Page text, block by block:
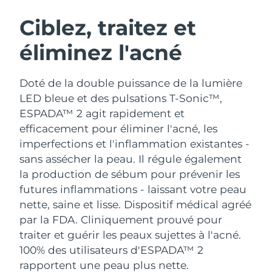
Ciblez, traitez et
éliminez l'acné
Doté de la double puissance de la lumière
LED bleue et des pulsations T-Sonic™,
ESPADA™ 2 agit rapidement et
efficacement pour éliminer l'acné, les
imperfections et l'inflammation existantes -
sans assécher la peau. Il régule également
la production de sébum pour prévenir les
futures inflammations - laissant votre peau
nette, saine et lisse. Dispositif médical agréé
par la FDA. Cliniquement prouvé pour
traiter et guérir les peaux sujettes à l'acné.
100% des utilisateurs d'ESPADA™ 2
rapportent une peau plus nette.
LUNA™ 4 coffret
Anti-aging massage
LUNA™ 4 Plus
Massage, LED heating
LUNA™ 4 Men
For men, anti-aging massage
BEAR™ 2 coffret
Microcurrent toning
BEAR™ 2 go
Microcurrent toning on-the-go
BEAR™ 2 eyes & lips
Microcurrent line smoothing device
Hydratation
UFO™ 3 coffret
Deep facial hydration
UFO™ 3 LED
Near-infrared and red light therapy
device
Soin bucco-dentaire
issa™ 4
Hybrid silicone sonic toothbrush
issa™ 4 plus
Smart hybrid silicone sonic toothbrush
FAQ™ TRAITEMENT ANTI-ÂGE
Anti-âge Traitements LED
NEW
Autriche Livraison estimée
Bahreïn Livraison estimée
Belgique
Bermudes Livraison estimée
Bosnie-Herzégovine Livraison estimée
Brunei Livraison estimée8/13/26
Bulgarie Livraison estimée8/8/26
Canada Livraison estimée
Chili Livraison estimée